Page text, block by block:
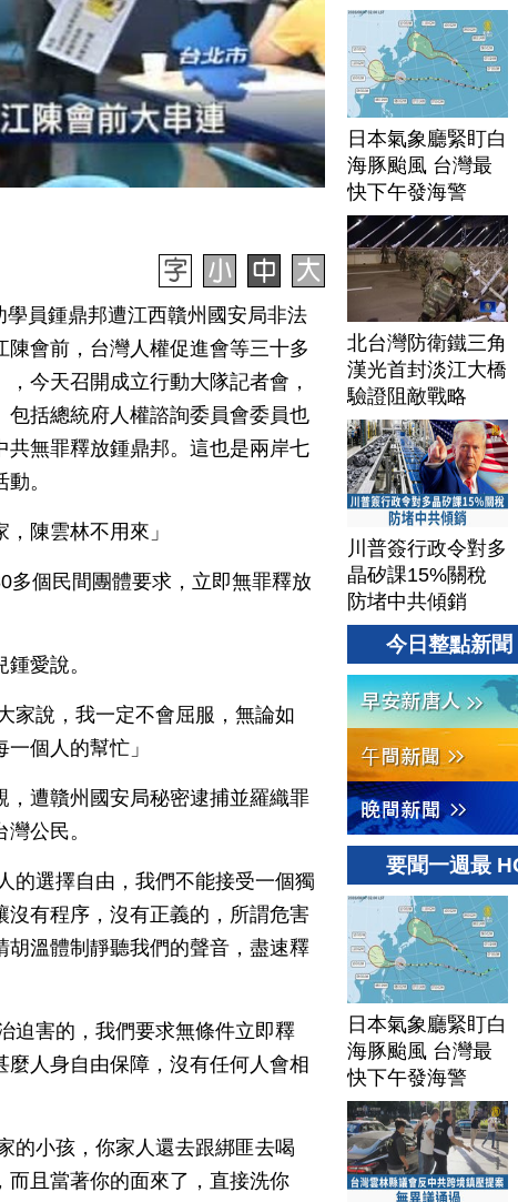
學員鍾鼎邦遭江西贛州國安局非法
會前，台灣人權促進會等三十多
今天召開成立行動大隊記者會，
括總統府人權諮詢委員會委員也
無罪釋放鍾鼎邦。這也是兩岸七
。
陳雲林不用來」
多個民間團體要求，立即無罪釋放
愛說。
家說，我一定不會屈服，無論如
個人的幫忙」
遭贛州國安局秘密逮捕並羅織罪
公民。
的選擇自由，我們不能接受一個獨
有程序，沒有正義的，所謂危害
胡溫體制靜聽我們的聲音，盡速釋
迫害的，我們要求無條件立即釋
人身自由保障，沒有任何人會相
的小孩，你家人還去跟綁匪去喝
且當著你的面來了，直接洗你
日本氣象廳緊盯白
海豚颱風 台灣最
快下午發海警
北台灣防衛鐵三角
漢光首封淡江大橋
驗證阻敵戰略
川普簽行政令對多
晶矽課15%關稅
防堵中共傾銷
今日整點新聞
要聞一週最
日本氣象廳緊盯白
海豚颱風 台灣最
快下午發海警